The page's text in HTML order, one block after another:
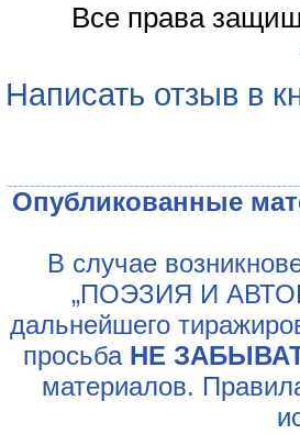
Все права
Написать отзыв в
Опубликованные
В случае
„ПОЭЗИЯ И
дальнейшего
просьба НЕ
материалов.